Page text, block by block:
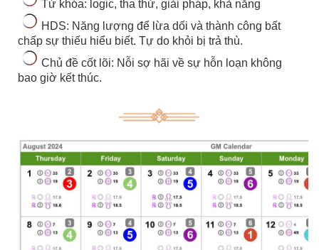
Từ khóa: logic, tha thứ, giải pháp, khả năng
HDS: Năng lượng để lừa dối và thành công bất
chấp sự thiếu hiểu biết. Tự do khỏi bị trả thù.
Chủ đề cốt lõi: Nỗi sợ hãi về sự hỗn loạn không
bao giờ kết thúc.